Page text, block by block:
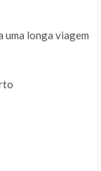
uma longa viagem